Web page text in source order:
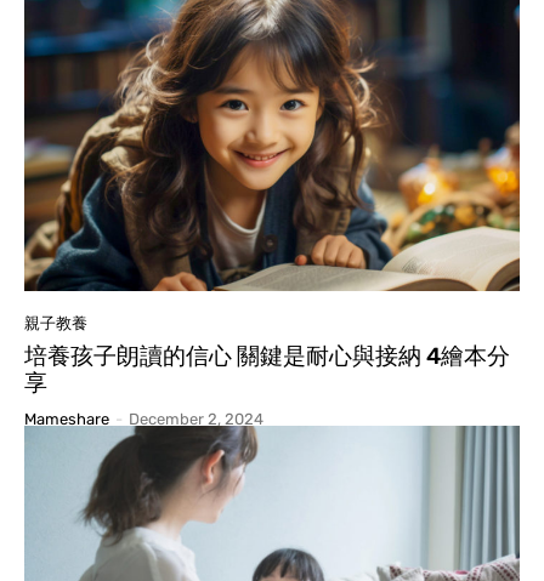
親子教養
培養孩子朗讀的信心 關鍵是耐心與接納 4繪本分
享
Mameshare - December 2, 2024